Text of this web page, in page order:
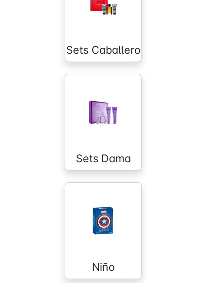
Sets Caballero
Sets Dama
Niño